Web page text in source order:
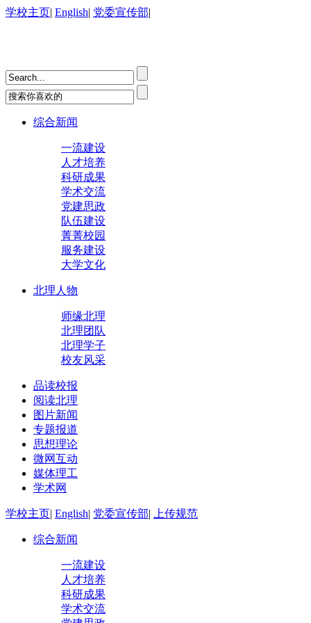
学校主页| English| 党委宣传部|
综合新闻
一流建设
人才培养
科研成果
学术交流
党建思政
队伍建设
菁菁校园
服务建设
大学文化
北理人物
师缘北理
北理团队
北理学子
校友风采
品读校报
阅读北理
图片新闻
专题报道
思想理论
微网互动
媒体理工
学术网
学校主页| English| 党委宣传部| 上传规范
综合新闻
一流建设
人才培养
科研成果
学术交流